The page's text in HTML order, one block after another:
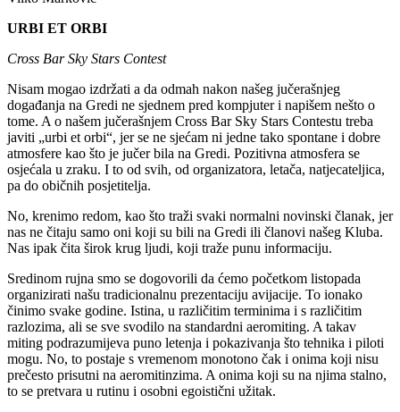
URBI ET ORBI
Cross Bar Sky Stars Contest
Nisam mogao izdržati a da odmah nakon našeg jučerašnjeg
događanja na Gredi ne sjednem pred kompjuter i napišem nešto o
tome. A o našem jučerašnjem Cross Bar Sky Stars Contestu treba
javiti „urbi et orbi“, jer se ne sjećam ni jedne tako spontane i dobre
atmosfere kao što je jučer bila na Gredi. Pozitivna atmosfera se
osjećala u zraku. I to od svih, od organizatora, letača, natjecateljica,
pa do običnih posjetitelja.
No, krenimo redom, kao što traži svaki normalni novinski članak, jer
nas ne čitaju samo oni koji su bili na Gredi ili članovi našeg Kluba.
Nas ipak čita širok krug ljudi, koji traže punu informaciju.
Sredinom rujna smo se dogovorili da ćemo početkom listopada
organizirati našu tradicionalnu prezentaciju avijacije. To ionako
činimo svake godine. Istina, u različitim terminima i s različitim
razlozima, ali se sve svodilo na standardni aeromiting. A takav
miting podrazumijeva puno letenja i pokazivanja što tehnika i piloti
mogu. No, to postaje s vremenom monotono čak i onima koji nisu
prečesto prisutni na aeromitinzima. A onima koji su na njima stalno,
to se pretvara u rutinu i osobni egoistični užitak.